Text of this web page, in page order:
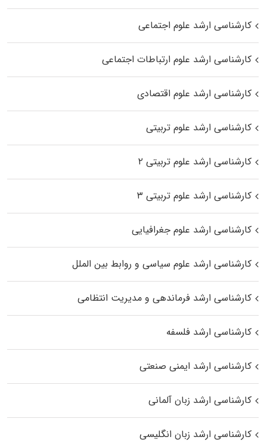
کارشناسی ارشد علوم اجتماعی
کارشناسی ارشد علوم ارتباطات اجتماعی
کارشناسی ارشد علوم اقتصادی
کارشناسی ارشد علوم تربیتی
کارشناسی ارشد علوم تربیتی ۲
کارشناسی ارشد علوم تربیتی ۳
کارشناسی ارشد علوم جغرافیایی
کارشناسی ارشد علوم سیاسی و روابط بین الملل
کارشناسی ارشد فرماندهی و مدیریت انتظامی
کارشناسی ارشد فلسفه
کارشناسی ارشد ایمنی صنعتی
کارشناسی ارشد زبان آلمانی
کارشناسی ارشد زبان انگلیسی